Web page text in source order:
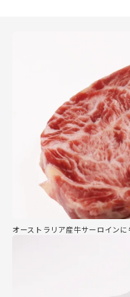
オーストラリア産牛サーロインに